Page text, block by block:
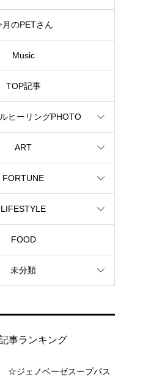
月のPETさん
Music
TOP記事
ヒーリングPHOTO
ART
FORTUNE
LIFESTYLE
FOOD
未分類
事ランキング
☆ジェノベーゼスープパス